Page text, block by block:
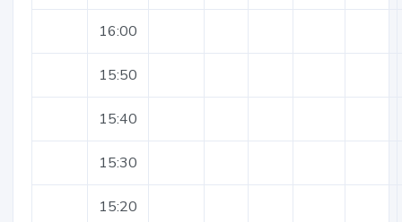
16:00
15:50
15:40
15:30
15:20